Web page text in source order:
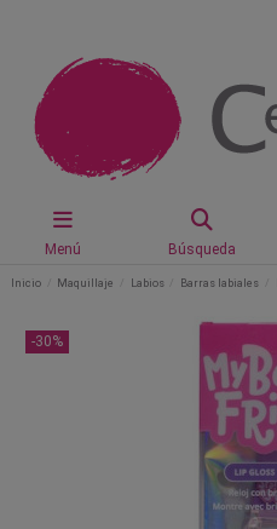
Menú Búsqueda
Inicio Maquillaje Labios Barras labiales
-30%